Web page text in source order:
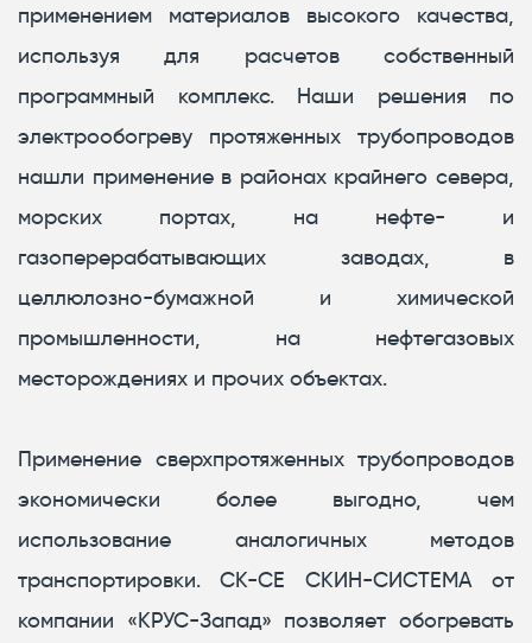
применением материалов высокого качества,
используя для расчетов собственный
программный комплекс. Наши решения по
электрообогреву протяженных трубопроводов
нашли применение в районах крайнего севера,
морских портах, на нефте- и
газоперерабатывающих заводах, в
целлюлозно-бумажной и химической
промышленности, на нефтегазовых
месторождениях и прочих объектах.
Применение сверхпротяженных трубопроводов
экономически более выгодно, чем
использование аналогичных методов
транспортировки. CK-CE СКИН-СИСТЕМА от
компании «КРУС-Запад» позволяет обогревать